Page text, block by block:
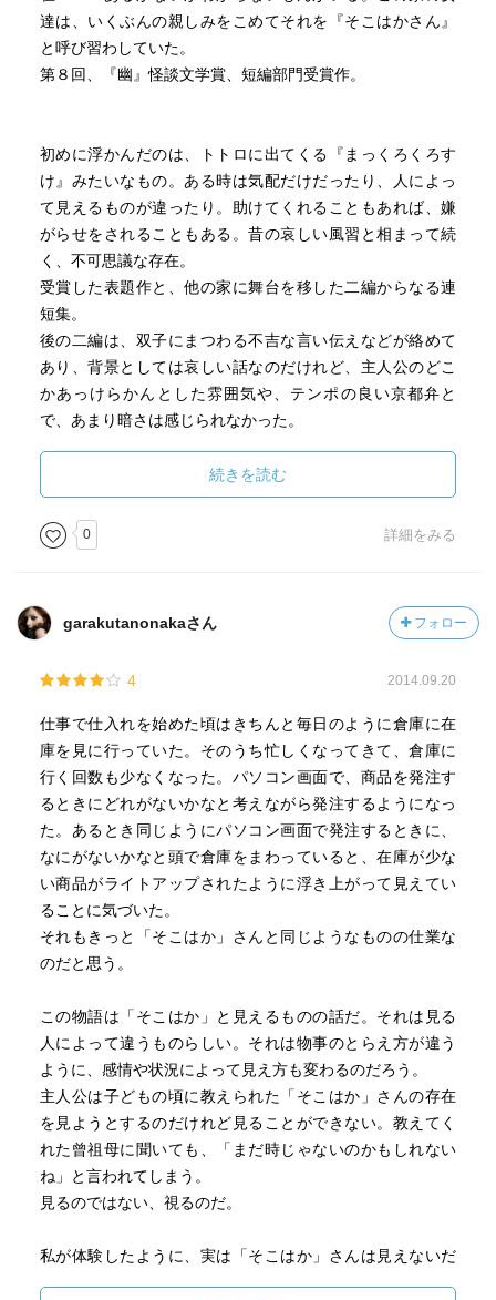
達は、いくぶんの親しみをこめてそれを『そこはかさん』
と呼び習わしていた。
第８回、『幽』怪談文学賞、短編部門受賞作。
初めに浮かんだのは、トトロに出てくる『まっくろくろす
け』みたいなもの。ある時は気配だけだったり、人によっ
て見えるものが違ったり。助けてくれることもあれば、嫌
がらせをされることもある。昔の哀しい風習と相まって続
く、不可思議な存在。
受賞した表題作と、他の家に舞台を移した二編からなる連
短集。
後の二編は、双子にまつわる不吉な言い伝えなどが絡めて
あり、背景としては哀しい話なのだけれど、主人公のどこ
かあっけらかんとした雰囲気や、テンポの良い京都弁と
で、あまり暗さは感じられなかった。
続きを読む
0 詳細をみる
garakutanonakaさん フォロー
4 2014.09.20
仕事で仕入れを始めた頃はきちんと毎日のように倉庫に在
庫を見に行っていた。そのうち忙しくなってきて、倉庫に
行く回数も少なくなった。パソコン画面で、商品を発注す
るときにどれがないかなと考えながら発注するようになっ
た。あるとき同じようにパソコン画面で発注するときに、
なにがないかなと頭で倉庫をまわっていると、在庫が少な
い商品がライトアップされたように浮き上がって見えてい
ることに気づいた。
それもきっと「そこはか」さんと同じようなものの仕業な
のだと思う。
この物語は「そこはか」と見えるものの話だ。それは見る
人によって違うものらしい。それは物事のとらえ方が違う
ように、感情や状況によって見え方も変わるのだろう。
主人公は子どもの頃に教えられた「そこはか」さんの存在
を見ようとするのだけれど見ることができない。教えてく
れた曾祖母に聞いても、「まだ時じゃないのかもしれない
ね」と言われてしまう。
見るのではない、視るのだ。
私が体験したように、実は「そこはか」さんは見えないだ